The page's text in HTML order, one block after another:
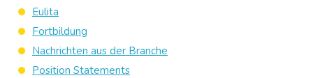
Eulita
Fortbildung
Nachrichten aus der Branche
Position Statements